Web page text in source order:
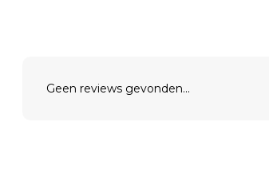
Geen reviews gevonden...